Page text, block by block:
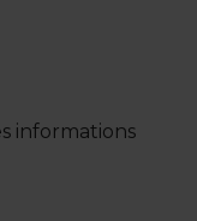
informations